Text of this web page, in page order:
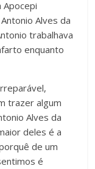
Apocepi
Alves da
trabalhava
enquanto
trazer algum
Alves da
deles é a
de um
é